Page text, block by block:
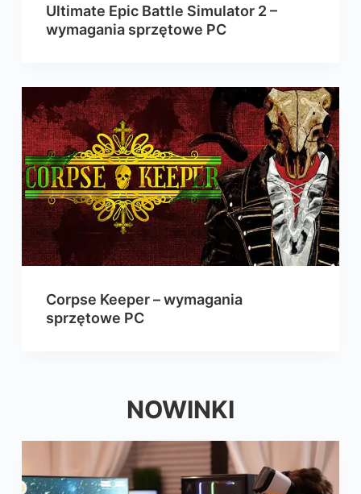
Ultimate Epic Battle Simulator 2 –
wymagania sprzętowe PC
Corpse Keeper – wymagania
sprzętowe PC
NOWINKI